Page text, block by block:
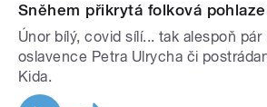
Sněhem přikrytá folková
Únor bílý, covid sílí... tak alespoň
oslavence Petra Ulrycha či
Kida.